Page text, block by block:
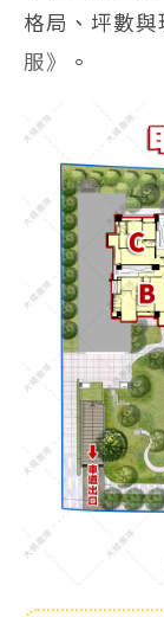
格局、坪數
服》
。